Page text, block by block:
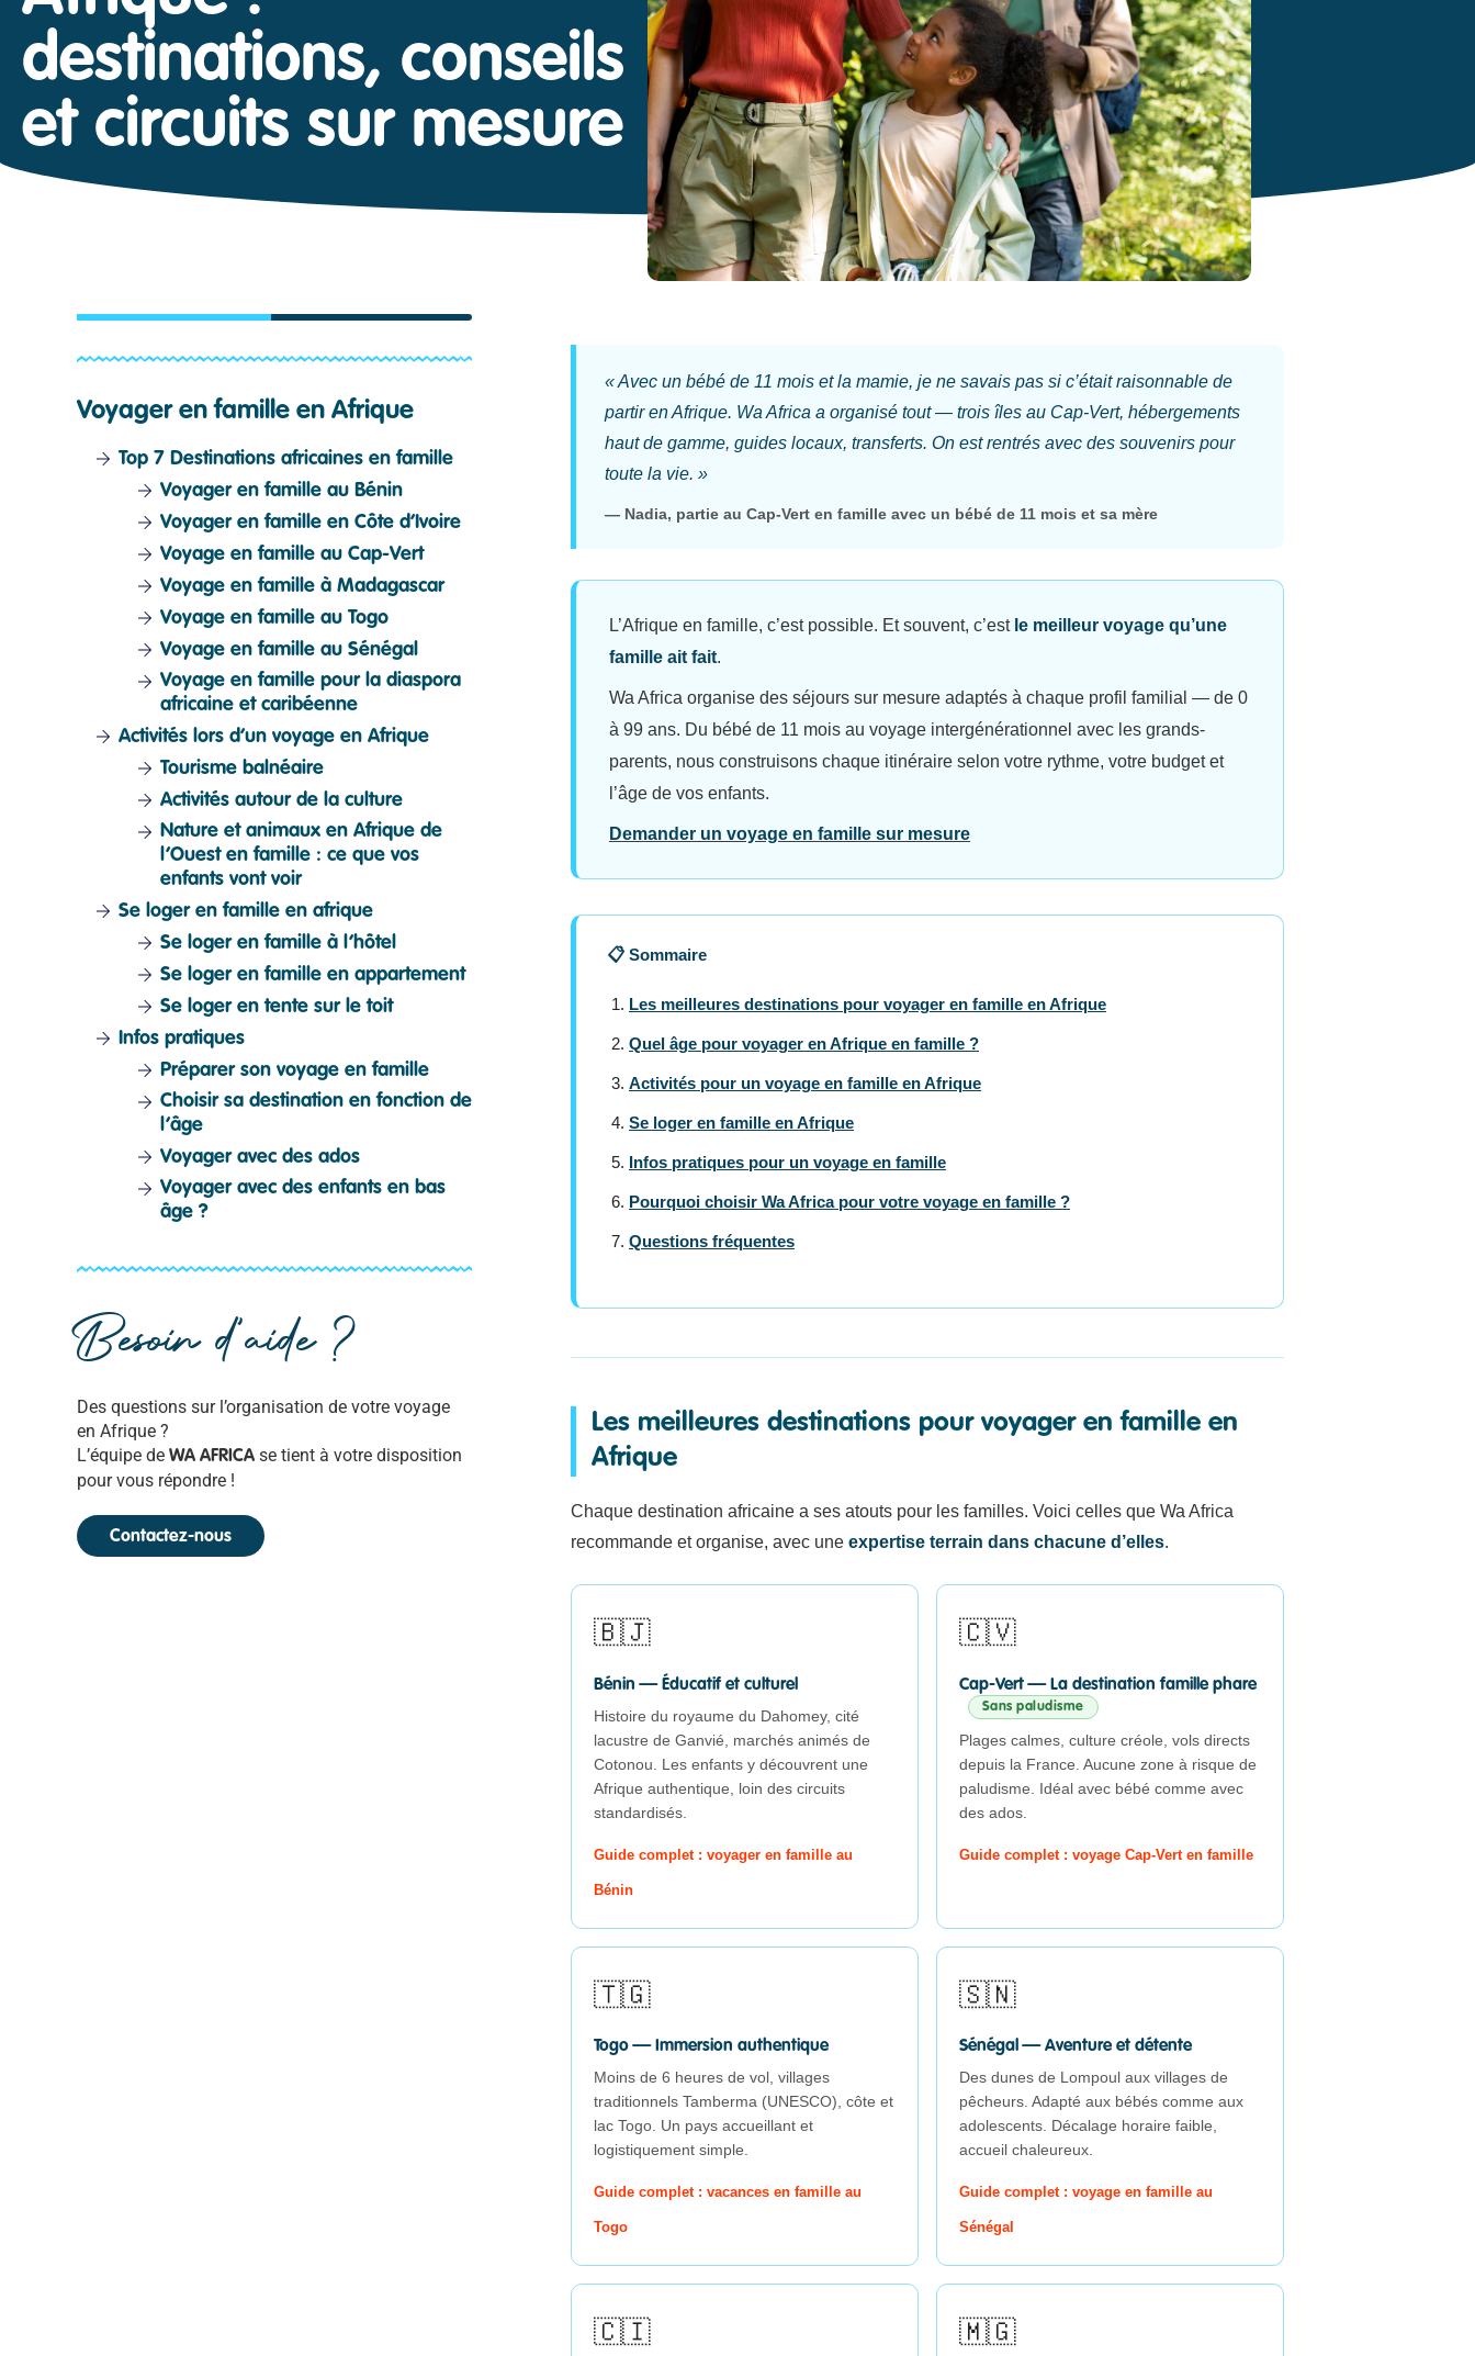
destinations, conseils
et circuits sur mesure
Voyager en famille en Afrique
Top 7 Destinations africaines en famille
Voyager en famille au Bénin
Voyager en famille en Côte d’Ivoire
Voyage en famille au Cap-Vert
Voyage en famille à Madagascar
Voyage en famille au Togo
Voyage en famille au Sénégal
Voyage en famille pour la diaspora
africaine et caribéenne
Activités lors d’un voyage en Afrique
Tourisme balnéaire
Activités autour de la culture
Nature et animaux en Afrique de
l’Ouest en famille : ce que vos
enfants vont voir
Se loger en famille en afrique
Se loger en famille à l’hôtel
Se loger en famille en appartement
Se loger en tente sur le toit
Infos pratiques
Préparer son voyage en famille
Choisir sa destination en fonction de
l’âge
Voyager avec des ados
Voyager avec des enfants en bas
âge ?
Besoin d'aide ?
Des questions sur l’organisation de votre voyage
en Afrique ?
L’équipe de WA AFRICA se tient à votre disposition
pour vous répondre !
Contactez-nous
« Avec un bébé de 11 mois et la mamie, je ne savais pas si c’était raisonnable de
partir en Afrique. Wa Africa a organisé tout — trois îles au Cap-Vert, hébergements
haut de gamme, guides locaux, transferts. On est rentrés avec des souvenirs pour
toute la vie. »
— Nadia, partie au Cap-Vert en famille avec un bébé de 11 mois et sa mère
L’Afrique en famille, c’est possible. Et souvent, c’est le meilleur voyage qu’une
famille ait fait.
Wa Africa organise des séjours sur mesure adaptés à chaque profil familial — de 0
à 99 ans. Du bébé de 11 mois au voyage intergénérationnel avec les grands-
parents, nous construisons chaque itinéraire selon votre rythme, votre budget et
l’âge de vos enfants.
Demander un voyage en famille sur mesure
📋 Sommaire
Les meilleures destinations pour voyager en famille en Afrique
Quel âge pour voyager en Afrique en famille ?
Activités pour un voyage en famille en Afrique
Se loger en famille en Afrique
Infos pratiques pour un voyage en famille
Pourquoi choisir Wa Africa pour votre voyage en famille ?
Questions fréquentes
Les meilleures destinations pour voyager en famille en
Afrique
Chaque destination africaine a ses atouts pour les familles. Voici celles que Wa Africa
recommande et organise, avec une expertise terrain dans chacune d’elles.
🇧🇯
Bénin — Éducatif et culturel
Histoire du royaume du Dahomey, cité
lacustre de Ganvié, marchés animés de
Cotonou. Les enfants y découvrent une
Afrique authentique, loin des circuits
standardisés.
Guide complet : voyager en famille au
Bénin
🇨🇻
Cap-Vert — La destination famille phare
Sans paludisme
Plages calmes, culture créole, vols directs
depuis la France. Aucune zone à risque de
paludisme. Idéal avec bébé comme avec
des ados.
Guide complet : voyage Cap-Vert en famille
🇹🇬
Togo — Immersion authentique
Moins de 6 heures de vol, villages
traditionnels Tamberma (UNESCO), côte et
lac Togo. Un pays accueillant et
logistiquement simple.
Guide complet : vacances en famille au
Togo
🇸🇳
Sénégal — Aventure et détente
Des dunes de Lompoul aux villages de
pêcheurs. Adapté aux bébés comme aux
adolescents. Décalage horaire faible,
accueil chaleureux.
Guide complet : voyage en famille au
Sénégal
🇨🇮 🇲🇬